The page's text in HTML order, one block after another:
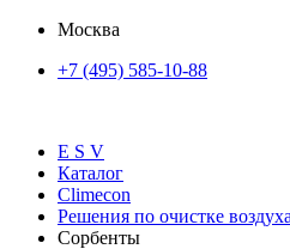
Москва
+7 (495) 585-10-88
E S V
Каталог
Climecon
Решения по очистке воздуха
Сорбенты